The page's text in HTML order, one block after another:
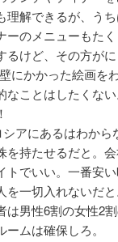
理解できるが、うち
ーのメニューもた
るけど、その方が
にかかった絵画を
なことはしたくな
アにあるはわから
を持たせるだと。
トでいい。一番安い
を一切入れないだ
は男性6割の女性2
ムは確保しろ。